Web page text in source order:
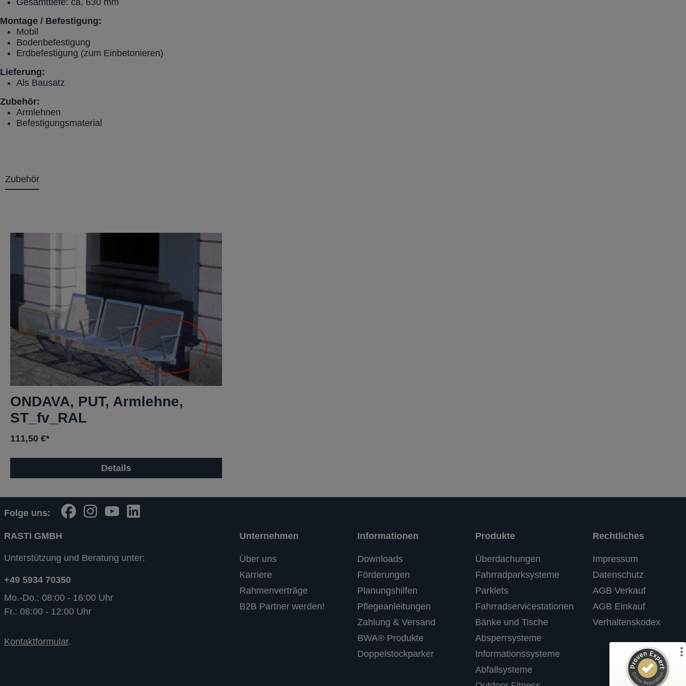
Gesamttiefe: ca. 630 mm
Montage / Befestigung:
Mobil
Bodenbefestigung
Erdbefestigung (zum Einbetonieren)
Lieferung:
Als Bausatz
Zubehör:
Armlehnen
Befestigungsmaterial
Zubehör
ONDAVA, PUT, Armlehne,
ST_fv_RAL
111,50 €*
Details
Folge uns:
RASTI GMBH
Unterstützung und Beratung unter:
+49 5934 70350
Mo.-Do.: 08:00 - 16:00 Uhr
Fr.: 08:00 - 12:00 Uhr
Kontaktformular.
Unternehmen
Über uns
Karriere
Rahmenverträge
B2B Partner werden!
Informationen
Downloads
Förderungen
Planungshilfen
Pflegeanleitungen
Zahlung & Versand
BWA® Produkte
Doppelstockparker
Produkte
Überdachungen
Fahrradparksysteme
Parklets
Fahrradservicestationen
Bänke und Tische
Absperrsysteme
Informationssysteme
Abfallsysteme
Rechtliches
Impressum
Datenschutz
AGB Verkauf
AGB Einkauf
Verhaltenskodex
RASTI
100
%
Empfehlungen auf
ProvenExpert.com
Bewertungen auf ProvenExpert.com